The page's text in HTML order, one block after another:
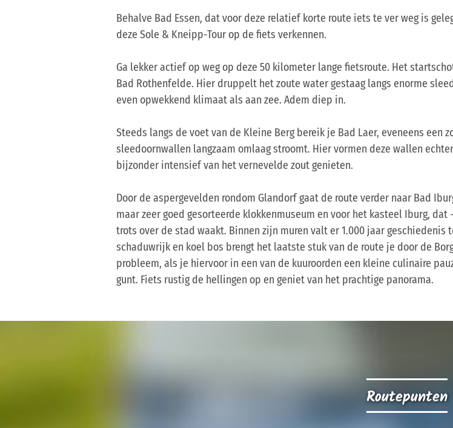
Behalve Bad Essen, dat voor deze relatief korte route iets te ver weg is
deze Sole & Kneipp-Tour op de fiets verkennen.
Ga lekker actief op weg op deze 50 kilometer lange fietsroute. Het
Bad Rothenfelde. Hier druppelt het zoute water gestaag langs enorme
even opwekkend klimaat als aan zee. Adem diep in.
Steeds langs de voet van de Kleine Berg bereik je Bad Laer, eveneens een
sleedoornwallen langzaam omlaag stroomt. Hier vormen deze wallen
bijzonder intensief van het vernevelde zout genieten.
Door de aspergevelden rondom Glandorf gaat de route verder naar Bad
maar zeer goed gesorteerde klokkenmuseum en voor het kasteel Iburg,
trots over de stad waakt. Binnen zijn muren valt er 1.000 jaar geschiedenis
schaduwrijk en koel bos brengt het laatste stuk van de route je door de
probleem, als je hiervoor in een van de kuuroorden een kleine culinaire
gunt. Fiets rustig de hellingen op en geniet van het prachtige panorama.
Routepunten